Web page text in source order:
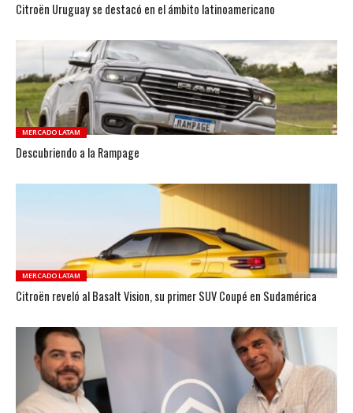
Citroën Uruguay se destacó en el ámbito latinoamericano
MERCADO LATAM
Descubriendo a la Rampage
MERCADO LATAM
Citroën reveló al Basalt Vision, su primer SUV Coupé en Sudamérica